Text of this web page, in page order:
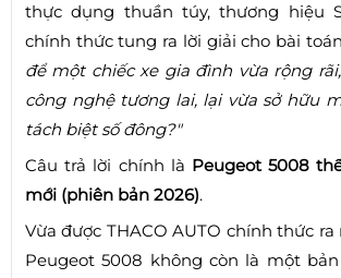
thực dụng thuần túy, thương hiệu
chính thức tung ra lời giải cho bài
để một chiếc xe gia đình vừa rộng
công nghệ tương lai, lại vừa sở hữu
tách biệt số đông?"
Câu trả lời chính là Peugeot 5008
mới (phiên bản 2026).
Vừa được THACO AUTO chính thức
Peugeot 5008 không còn là một